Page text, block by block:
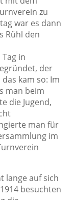
zu
war es dann
Rühl den
in
der
kam so: Im
man beim
die Jugend,
man für
im
lange auf sich
besuchten